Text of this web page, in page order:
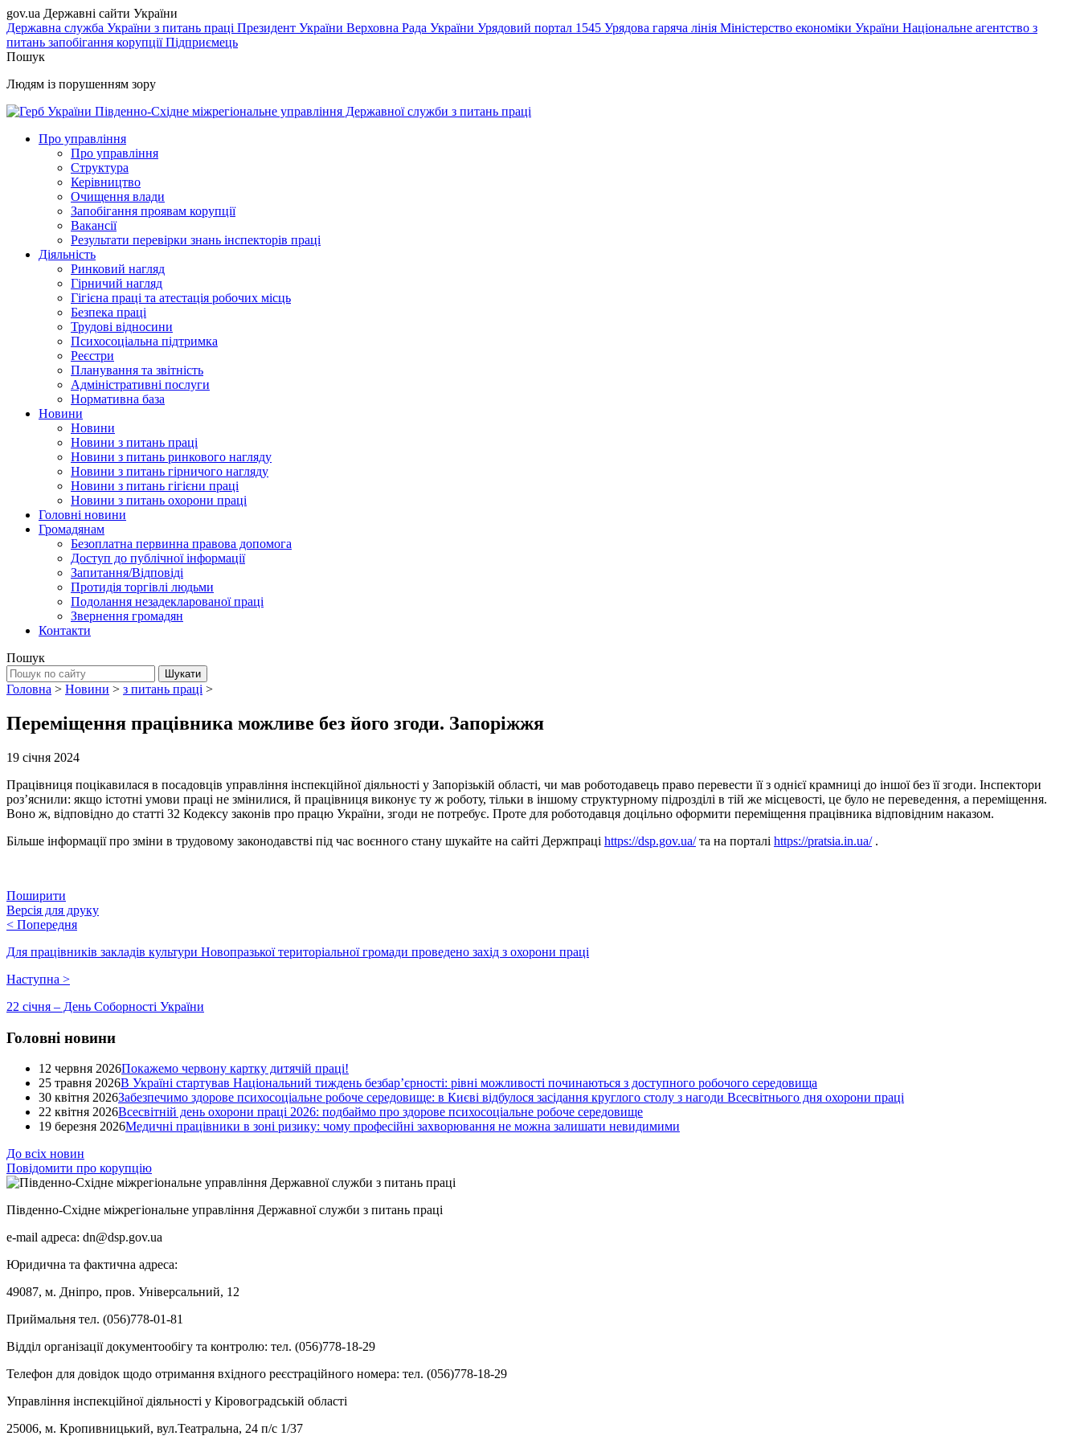
gov.ua Державні сайти України
Державна служба України з питань праці Президент України Верховна Рада України Урядовий портал 1545 Урядова гаряча лінія Міністерство економіки України Національне агентство з
питань запобігання корупціїПідприємець
Пошук
Людям із порушенням зору
Південно-Східне міжрегіональне управління Державної служби з питань праці
Про управління
Про управління
Структура
Керівництво
Очищення влади
Запобігання проявам корупції
Вакансії
Результати перевірки знань інспекторів праці
Діяльність
Ринковий нагляд
Гірничий нагляд
Гігієна праці та атестація робочих місць
Безпека праці
Трудові відносини
Психосоціальна підтримка
Реєстри
Планування та звітність
Адміністративні послуги
Нормативна база
Новини
Новини
Новини з питань праці
Новини з питань ринкового нагляду
Новини з питань гірничого нагляду
Новини з питань гігієни праці
Новини з питань охорони праці
Головні новини
Громадянам
Безоплатна первинна правова допомога
Доступ до публічної інформації
Запитання/Відповіді
Протидія торгівлі людьми
Подолання незадекларованої праці
Звернення громадян
Контакти
Пошук
Головна > Новини > з питань праці >
Переміщення працівника можливе без його згоди. Запоріжжя
19 січня 2024
Працівниця поцікавилася в посадовців управління інспекційної діяльності у Запорізькій області, чи мав роботодавець право перевести її з однієї крамниці до іншої без її згоди. Інспектори
роз’яснили: якщо істотні умови праці не змінилися, й працівниця виконує ту ж роботу, тільки в іншому структурному підрозділі в тій же місцевості, це було не переведення, а переміщення.
Воно ж, відповідно до статті 32 Кодексу законів про працю України, згоди не потребує. Проте для роботодавця доцільно оформити переміщення працівника відповідним наказом.
Більше інформації про зміни в трудовому законодавстві під час воєнного стану шукайте на сайті Держпраці https://dsp.gov.ua/та на порталі https://pratsia.in.ua/.
Поширити
Версія для друку
< Попередня
Для працівників закладів культури Новопразької територіальної громади проведено захід з охорони праці
Наступна >
22 січня – День Соборності України
Головні новини
12 червня 2026Покажемо червону картку дитячій праці!
25 травня 2026В Україні стартував Національний тиждень безбар’єрності: рівні можливості починаються з доступного робочого середовища
30 квітня 2026Забезпечимо здорове психосоціальне робоче середовище: в Києві відбулося засідання круглого столу з нагоди Всесвітнього дня охорони праці
22 квітня 2026Всесвітній день охорони праці 2026: подбаймо про здорове психосоціальне робоче середовище
19 березня 2026Медичні працівники в зоні ризику: чому професійні захворювання не можна залишати невидимими
До всіх новин
Повідомити про корупцію
Південно-Східне міжрегіональне управління Державної служби з питань праці
e-mail адреса: dn@dsp.gov.ua
Юридична та фактична адреса:
49087, м. Дніпро, пров. Універсальний, 12
Приймальня тел. (056)778-01-81
Відділ організації документообігу та контролю: тел. (056)778-18-29
Телефон для довідок щодо отримання вхідного реєстраційного номера: тел. (056)778-18-29
Управління інспекційної діяльності у Кіровоградській області
25006, м. Кропивницький, вул.Театральна, 24 п/с 1/37